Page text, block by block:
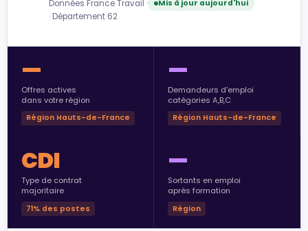
Données France Travail · Mis à jour aujourd'hui
· Département 62
—
Offres actives
dans votre région
Région Hauts-de-France
—
Demandeurs d'emploi
catégories A,B,C
Région Hauts-de-France
CDI
Type de contrat
majoritaire
71% des postes
—
Sortants en emploi
après formation
Région